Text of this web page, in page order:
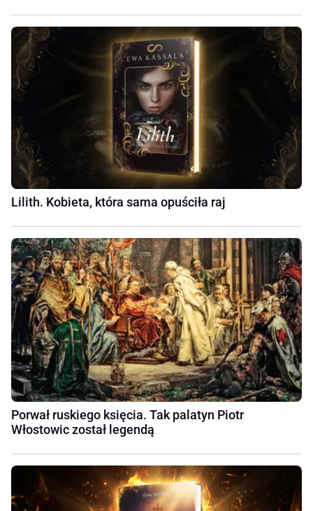
Lilith. Kobieta, która sama opuściła raj
Porwał ruskiego księcia. Tak palatyn Piotr
Włostowic został legendą